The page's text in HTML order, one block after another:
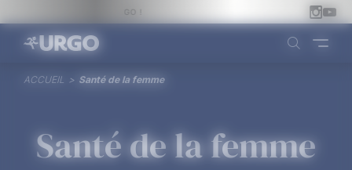
MA PEAU MÉRITE URGO !
ACCUEIL > Santé de la femme
Santé de la femme
Panneau de gestion des cookies